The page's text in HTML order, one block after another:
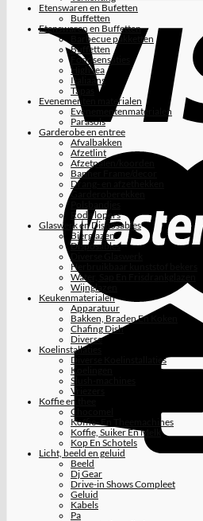
Etenswaren en Bufetten
Buffetten
Etenswaren en Buffetten
Barbecue pakketten
Buffetten
Foodsensaties
High tea
Italiaans
Tapas
Evenementen materialen
Evenementenmaterialen
Parasols
Garderobe en entree
Afvalbakken
Afzetlint
Afzetpalen/koorden
Banner Frame/decor
Drang- en afzethekken
Garderoberekken
Rode lopers
Glaswerk en Disposables
Bierglazen
Disposables
Herbruikbaar kunststof bekers
Water, Sap En Frisdrankglazen
Wijnglazen
Keukenmaterialen
Apparatuur
Bakken, Braden En Koken
Chafing Dish
Diverse
Koelinstallaties
Diverse Koelinstallaties
Koelingen
Slush-machines
Vriezers
Koffie en thee
Chocomel
Koffie- En Theemachines
Koffie, Suiker En Melk
Kop En Schotels
Licht, beeld en geluid
Beeld
Dj Gear
Drive-in Shows Compleet
Geluid
Kabels
Pa